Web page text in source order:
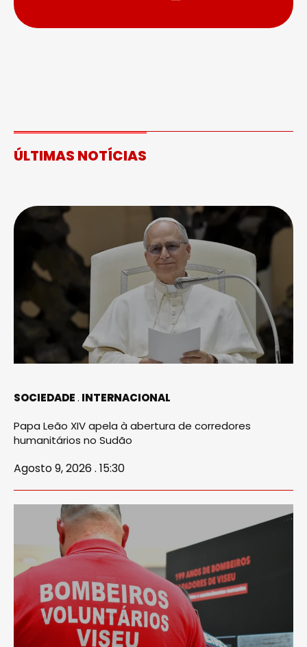
ÚLTIMAS NOTÍCIAS
SOCIEDADE INTERNACIONAL
Papa Leão XIV apela à abertura de corredores
humanitários no Sudão
Agosto 9, 2026 . 15:30